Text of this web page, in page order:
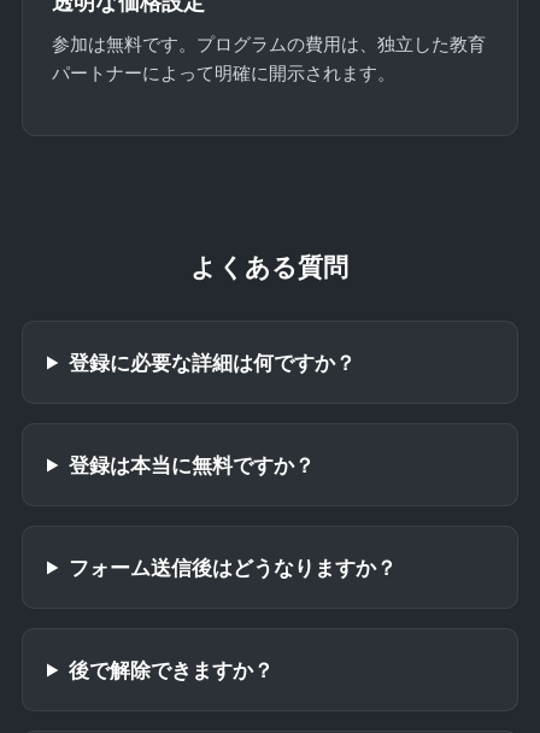
参加は無料です。プログラムの費用は、独立した教育
パートナーによって明確に開示されます。
よくある質問
登録に必要な詳細は何ですか？
登録は本当に無料ですか？
フォーム送信後はどうなりますか？
後で解除できますか？